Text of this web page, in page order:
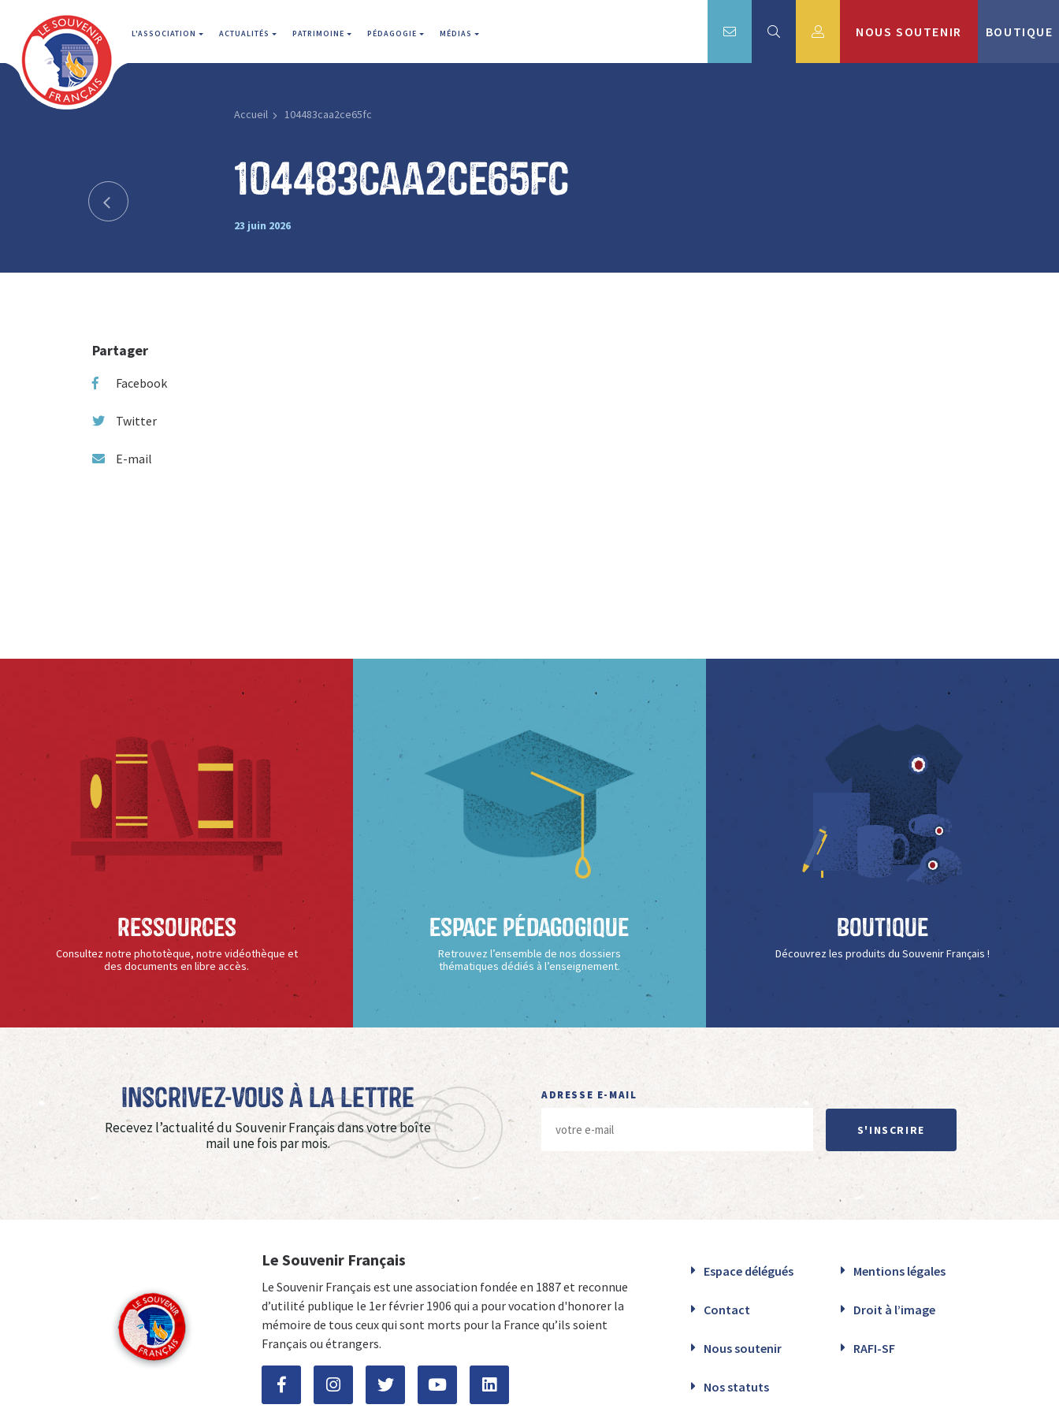
L'ASSOCIATION ACTUALITÉS PATRIMOINE PÉDAGOGIE MÉDIAS NOUS SOUTENIR BOUTIQUE
Accueil 104483caa2ce65fc
104483caa2ce65fc
23 juin 2026
Partager
Facebook
Twitter
E-mail
Ressources
Consultez notre phototèque, notre vidéothèque et
des documents en libre accès.
Espace Pédagogique
Retrouvez l’ensemble de nos dossiers
thématiques dédiés à l’enseignement.
Boutique
Découvrez les produits du Souvenir Français !
Inscrivez-vous à La Lettre
Recevez l’actualité du Souvenir Français dans votre boîte
mail une fois par mois.
ADRESSE E-MAIL
S'INSCRIRE
Le Souvenir Français
Le Souvenir Français est une association fondée en 1887 et reconnue
d’utilité publique le 1er février 1906 qui a pour vocation d'honorer la
mémoire de tous ceux qui sont morts pour la France qu’ils soient
Français ou étrangers.
Espace délégués Mentions légales
Contact Droit à l’image
Nous soutenir RAFI-SF
Nos statuts